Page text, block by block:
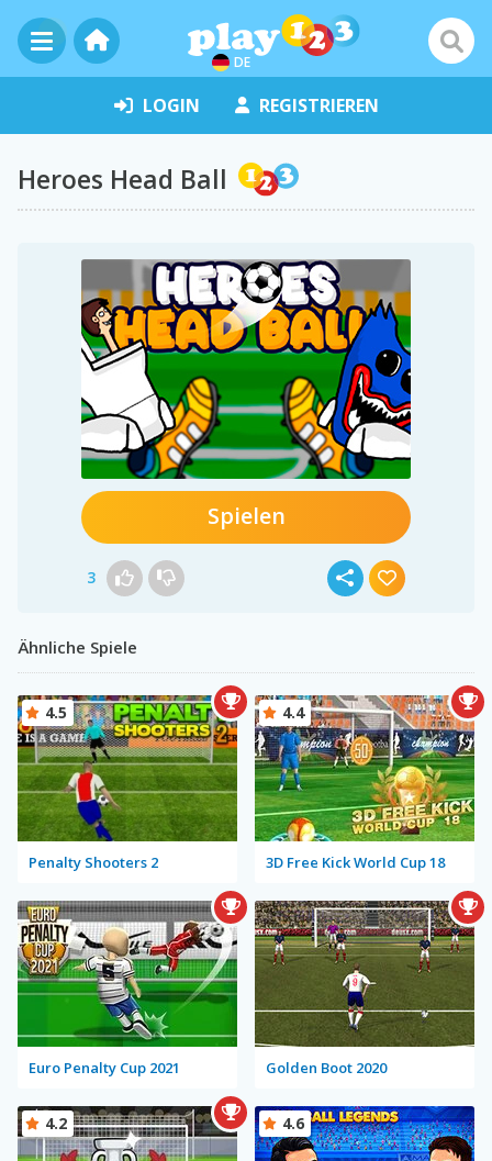
DE
LOGIN REGISTRIEREN
Heroes Head Ball
Spielen
3
Ähnliche Spiele
Penalty Shooters 2
4.5
3D Free Kick World Cup 18
4.4
Euro Penalty Cup 2021 Golden Boot 2020
4.2 4.6